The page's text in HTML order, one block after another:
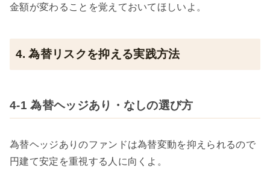
金額が変わることを覚えておいてほしいよ。
4. 為替リスクを抑える実践方法
4-1 為替ヘッジあり・なしの選び方
為替ヘッジありのファンドは為替変動を抑えられるので
円建て安定を重視する人に向くよ。